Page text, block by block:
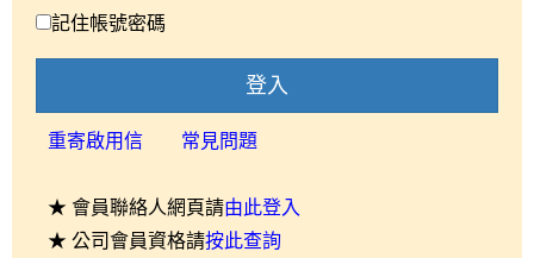
記住帳號密碼
登入
重寄啟用信 常見問題
★ 會員聯絡人網頁請由此登入
★ 公司會員資格請按此查詢